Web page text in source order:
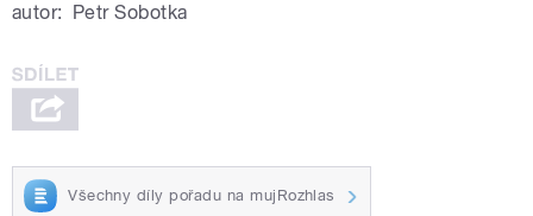
autor: Petr Sobotka
Všechny díly pořadu na mujRozhlas